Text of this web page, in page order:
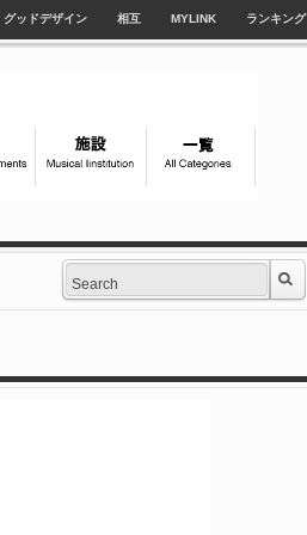
グッドデザイン 相互 MYLINK ランキング